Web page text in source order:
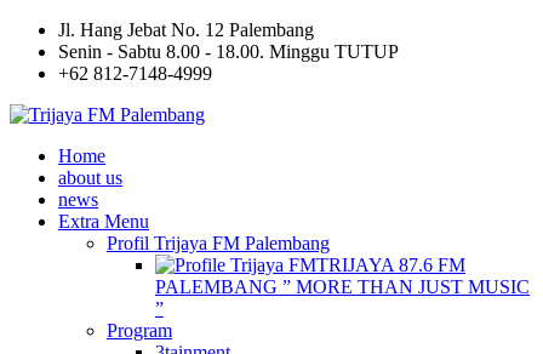
Jl. Hang Jebat No. 12 Palembang
Senin - Sabtu 8.00 - 18.00. Minggu TUTUP
+62 812-7148-4999
Home
about us
news
Extra Menu
Profil Trijaya FM Palembang
TRIJAYA 87.6 FM
PALEMBANG ” MORE THAN JUST MUSIC
”
Program